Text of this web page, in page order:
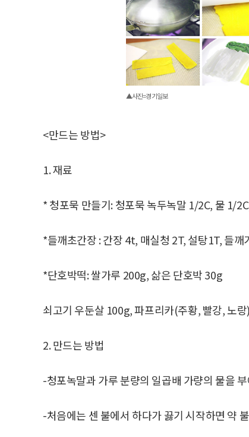
▲사진=경기일보
<만드는 방법>
1. 재료
* 청포묵 만들기: 청포묵 녹두녹말 1/2C, 물 1/
*들깨초간장 : 간장 4t, 매실청 2T, 설탕1T, 들깨
*단호박떡: 쌀가루 200g, 삶은 단호박 30g
쇠고기 우둔살 100g, 파프리카(주황, 빨강, 노
2. 만드는 방법
-청포녹말과 가루 분량의 일곱배 가량의 물을
-처음에는 센 불에서 하다가 끓기 시작하면 약